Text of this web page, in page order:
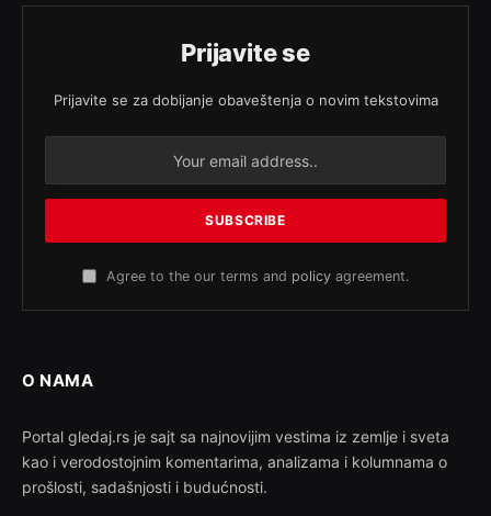
Prijavite se
Prijavite se za dobijanje obaveštenja o novim tekstovima
Agree to the our terms and policy agreement.
O NAMA
Portal gledaj.rs je sajt sa najnovijim vestima iz zemlje i sveta
kao i verodostojnim komentarima, analizama i kolumnama o
prošlosti, sadašnjosti i budućnosti.